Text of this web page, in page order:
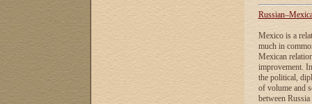
Mexico is a
much in
Mexican
improvement.
the political,
of volume and
between